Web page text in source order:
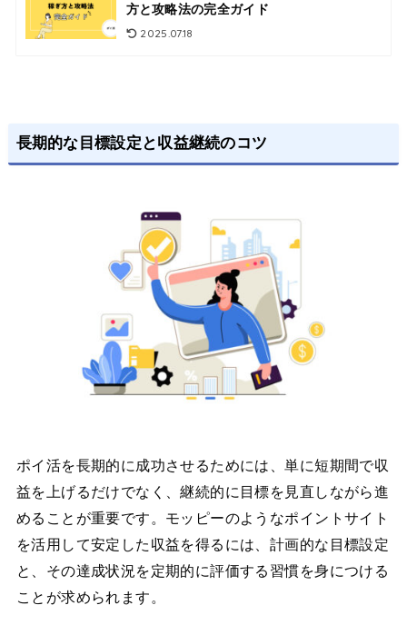
方と攻略法の完全ガイド
2025.07.18
長期的な目標設定と収益継続のコツ
ポイ活を長期的に成功させるためには、単に短期間で収
益を上げるだけでなく、継続的に目標を見直しながら進
めることが重要です。モッピーのようなポイントサイト
を活用して安定した収益を得るには、計画的な目標設定
と、その達成状況を定期的に評価する習慣を身につける
ことが求められます。